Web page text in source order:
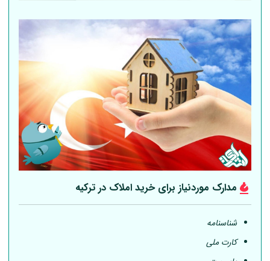
مدارک موردنیاز برای خرید املاک در ترکیه
شناسنامه
کارت ملی